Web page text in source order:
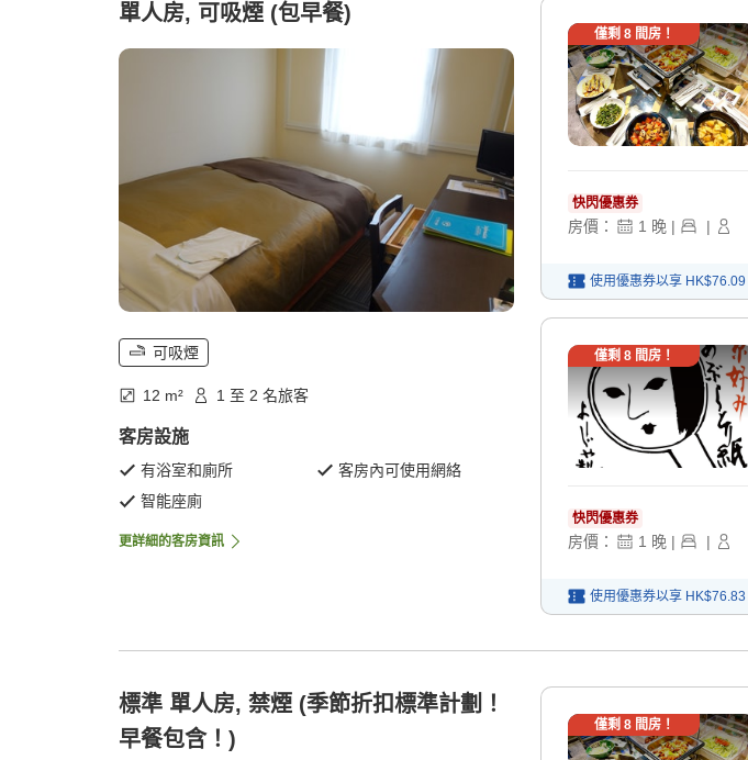
單人房, 可吸煙 (包早餐)
可吸煙
12 m² 1 至 2 名旅客
客房設施
有浴室和廁所
客房內可使用網絡
智能座廁
更詳細的客房資訊
僅剩 8間房！
快閃優惠券
房價： 1 晚 | |
使用優惠券以享 HK$76.09
僅剩 8間房！
快閃優惠券
房價： 1 晚 | |
使用優惠券以享 HK$76.83
標準 單人房, 禁煙 (季節折扣標準計劃！
早餐包含！)
僅剩 8間房！